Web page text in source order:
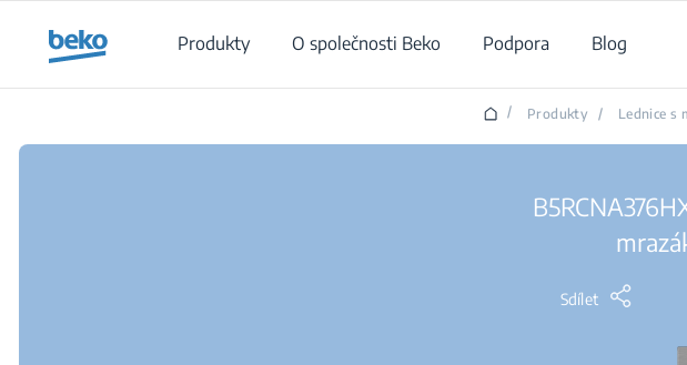
Produkty
O společnosti Beko Podpora Blog
/ Produkty / Lednice s
Sdílet